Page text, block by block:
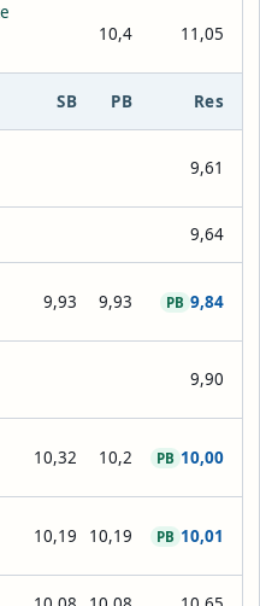
10,4 11,05
SB PB Res
9,61
9,64
9,93 9,93 9,84
PB
9,90
10,32 10,2 10,00
PB
10,19 10,19 10,01
PB